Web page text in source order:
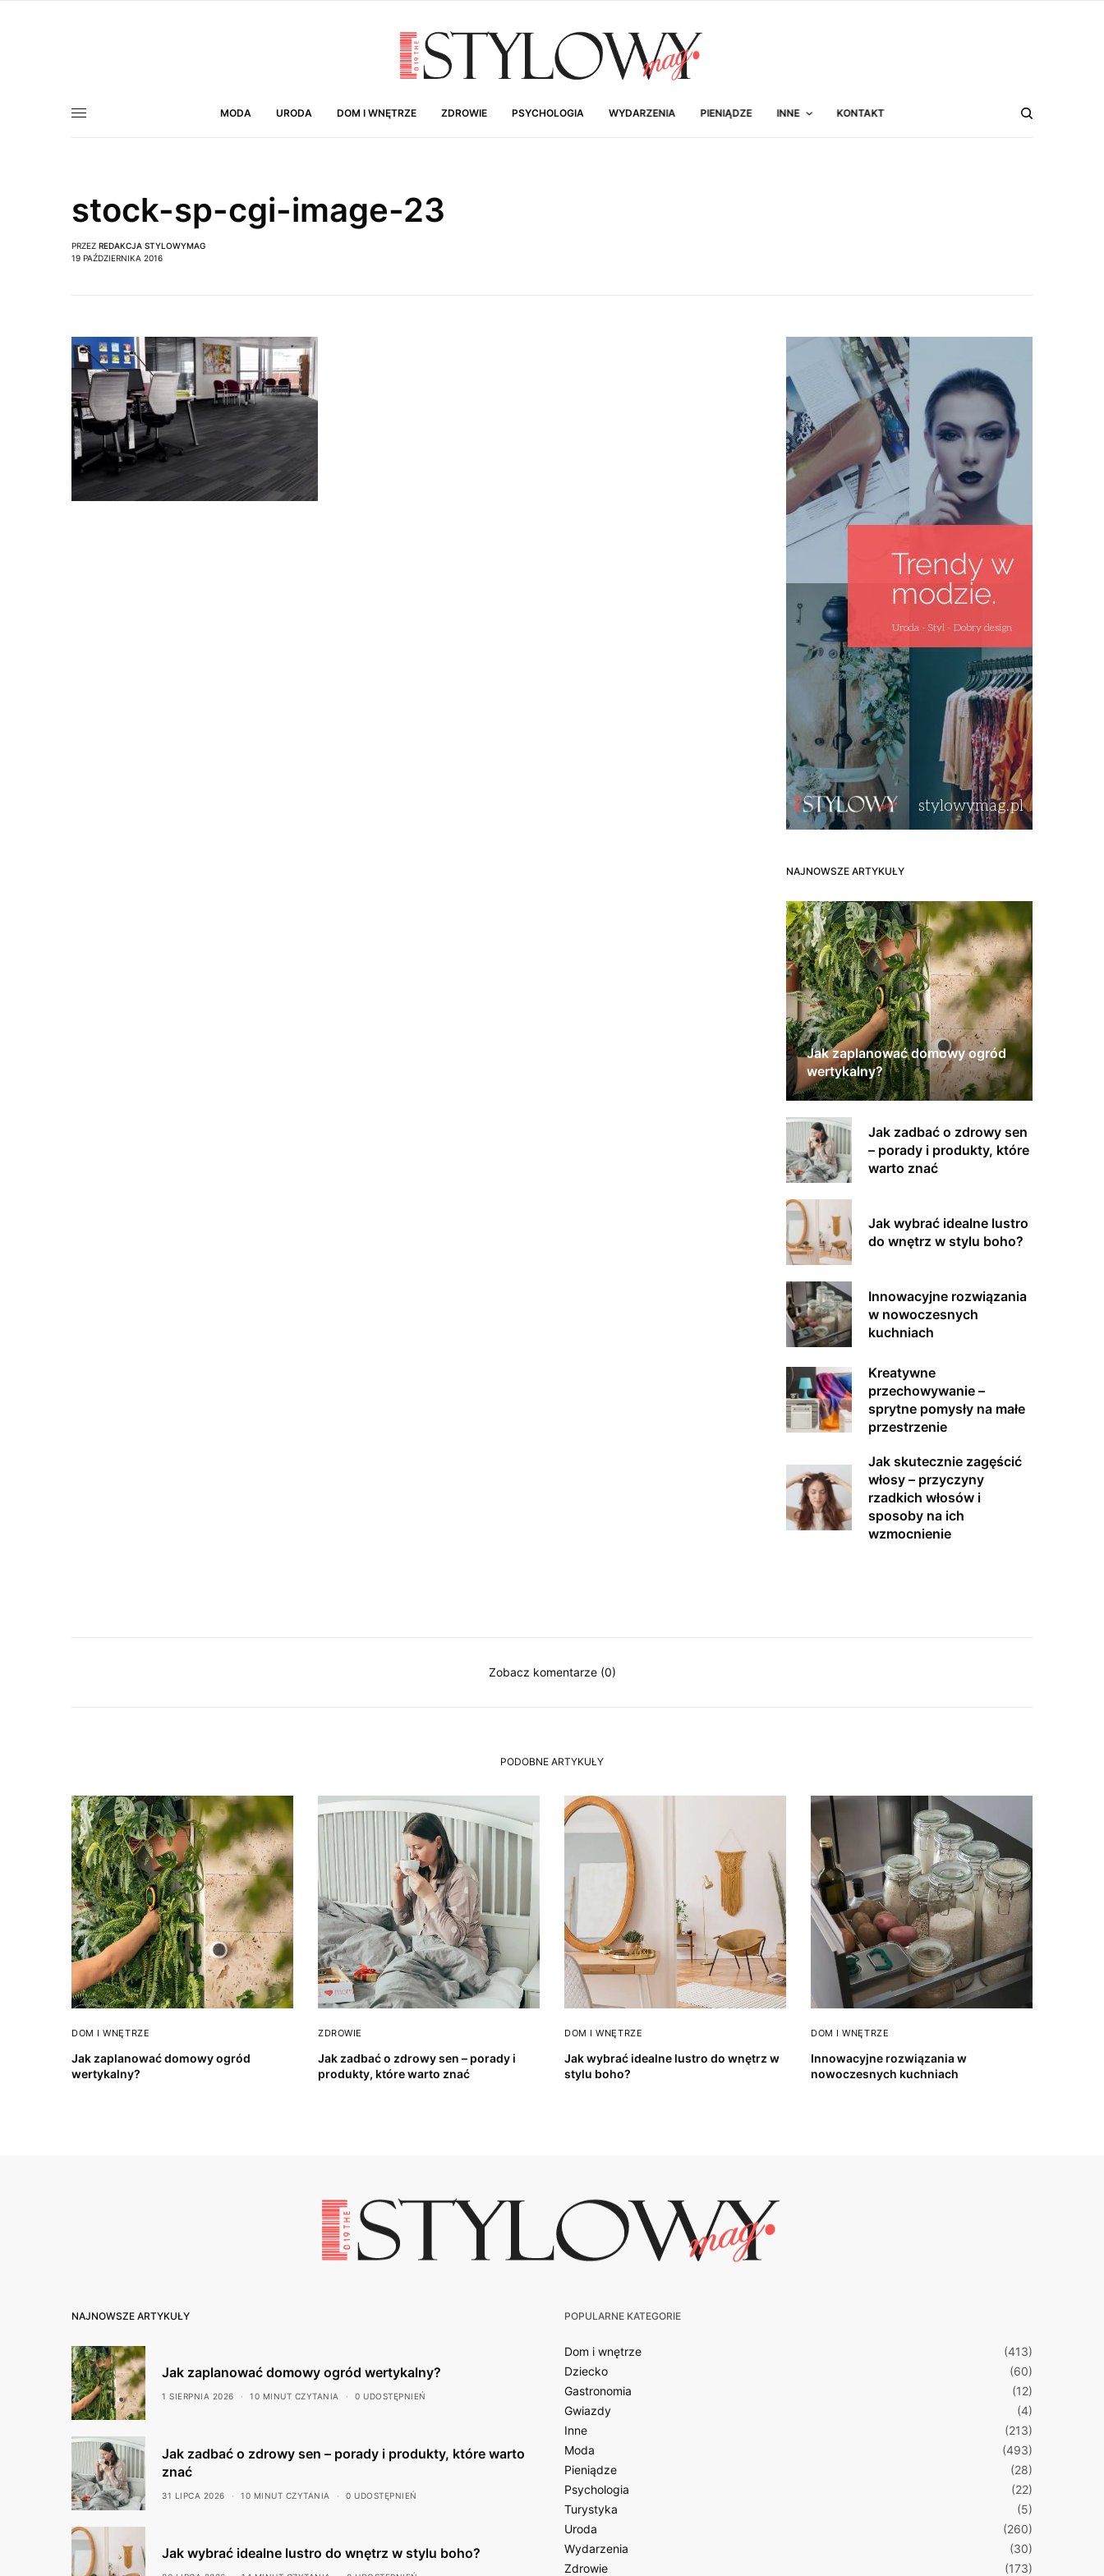
MODA URODA DOM I WNĘTRZE ZDROWIE PSYCHOLOGIA WYDARZENIA PIENIĄDZE INNE KONTAKT
stock-sp-cgi-image-23
PRZEZ REDAKCJA STYLOWYMAG
19 PAŹDZIERNIKA 2016
NAJNOWSZE ARTYKUŁY
Jak zaplanować domowy ogród
wertykalny?
Jak zadbać o zdrowy sen
– porady i produkty, które
warto znać
Jak wybrać idealne lustro
do wnętrz w stylu boho?
Innowacyjne rozwiązania
w nowoczesnych
kuchniach
Kreatywne
przechowywanie –
sprytne pomysły na małe
przestrzenie
Jak skutecznie zagęścić
włosy – przyczyny
rzadkich włosów i
sposoby na ich
wzmocnienie
Zobacz komentarze (0)
PODOBNE ARTYKUŁY
DOM I WNĘTRZE
Jak zaplanować domowy ogród
wertykalny?
ZDROWIE
Jak zadbać o zdrowy sen – porady i
produkty, które warto znać
DOM I WNĘTRZE
Jak wybrać idealne lustro do wnętrz w
stylu boho?
DOM I WNĘTRZE
Innowacyjne rozwiązania w
nowoczesnych kuchniach
NAJNOWSZE ARTYKUŁY
Jak zaplanować domowy ogród wertykalny?
1 SIERPNIA 2026 10 MINUT CZYTANIA 0 UDOSTĘPNIEŃ
Jak zadbać o zdrowy sen – porady i produkty, które warto
znać
31 LIPCA 2026 10 MINUT CZYTANIA 0 UDOSTĘPNIEŃ
Jak wybrać idealne lustro do wnętrz w stylu boho?
POPULARNE KATEGORIE
Dom i wnętrze
(413)
Dziecko
(60)
Gastronomia
(12)
Gwiazdy
(4)
Inne
(213)
Moda
(493)
Pieniądze
(28)
Psychologia
(22)
Turystyka
(5)
Uroda
(260)
Wydarzenia
(30)
Zdrowie
(173)